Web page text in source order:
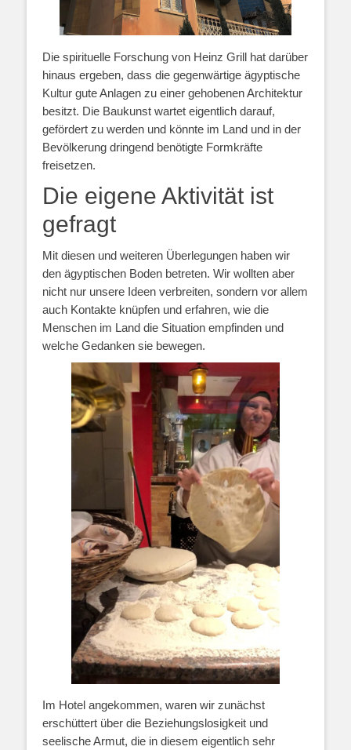
Die spirituelle Forschung von Heinz Grill hat darüber
hinaus ergeben, dass die gegenwärtige ägyptische
Kultur gute Anlagen zu einer gehobenen Architektur
besitzt. Die Baukunst wartet eigentlich darauf,
gefördert zu werden und könnte im Land und in der
Bevölkerung dringend benötigte Formkräfte
freisetzen.
Die eigene Aktivität ist
gefragt
Mit diesen und weiteren Überlegungen haben wir
den ägyptischen Boden betreten. Wir wollten aber
nicht nur unsere Ideen verbreiten, sondern vor allem
auch Kontakte knüpfen und erfahren, wie die
Menschen im Land die Situation empfinden und
welche Gedanken sie bewegen.
Im Hotel angekommen, waren wir zunächst
erschüttert über die Beziehungslosigkeit und
seelische Armut, die in diesem eigentlich sehr